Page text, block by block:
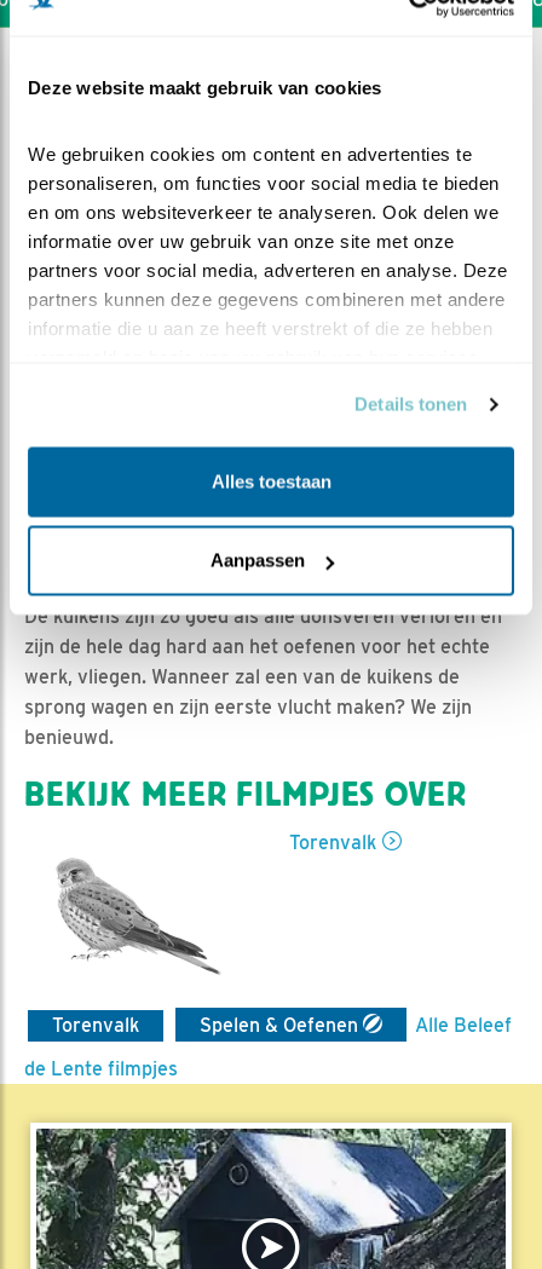
Deze website maakt gebruik van cookies
We gebruiken cookies om content en advertenties te
personaliseren, om functies voor social media te bieden
en om ons websiteverkeer te analyseren. Ook delen we
informatie over uw gebruik van onze site met onze
partners voor social media, adverteren en analyse. Deze
partners kunnen deze gegevens combineren met andere
informatie die u aan ze heeft verstrekt of die ze hebben
Details tonen
Alles toestaan
Aanpassen
Oefenen, oefenen, oefenen..
|
686x
De kuikens zijn zo goed als alle donsveren verloren en
zijn de hele dag hard aan het oefenen voor het echte
werk, vliegen. Wanneer zal een van de kuikens de
sprong wagen en zijn eerste vlucht maken? We zijn
benieuwd.
BEKIJK MEER FILMPJES OVER
Torenvalk
Torenvalk Spelen & Oefenen
Alle Beleef
de Lente filmpjes